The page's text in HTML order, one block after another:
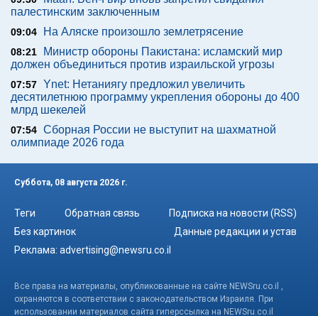
палестинским заключенным
09:04 На Аляске произошло землетрясение
08:21
Министр обороны Пакистана: исламский мир
должен объединиться против израильской угрозы
07:57 Ynet: Нетаниягу предложил увеличить
десятилетнюю программу укрепления обороны до 400
млрд шекелей
07:54 Сборная России не выступит на шахматной
олимпиаде 2026 года
Суббота, 08 августа 2026 г.
Теги Обратная связь
Подписка на новости (RSS)
Без картинок
Данные редакции и устав
Реклама: advertising@newsru.co.il
Все права на материалы, опубликованные на сайте NEWSru.co.il ,
охраняются в соответствии с законодательством Израиля. При
использовании материалов сайта гиперссылка на NEWSru.co.il